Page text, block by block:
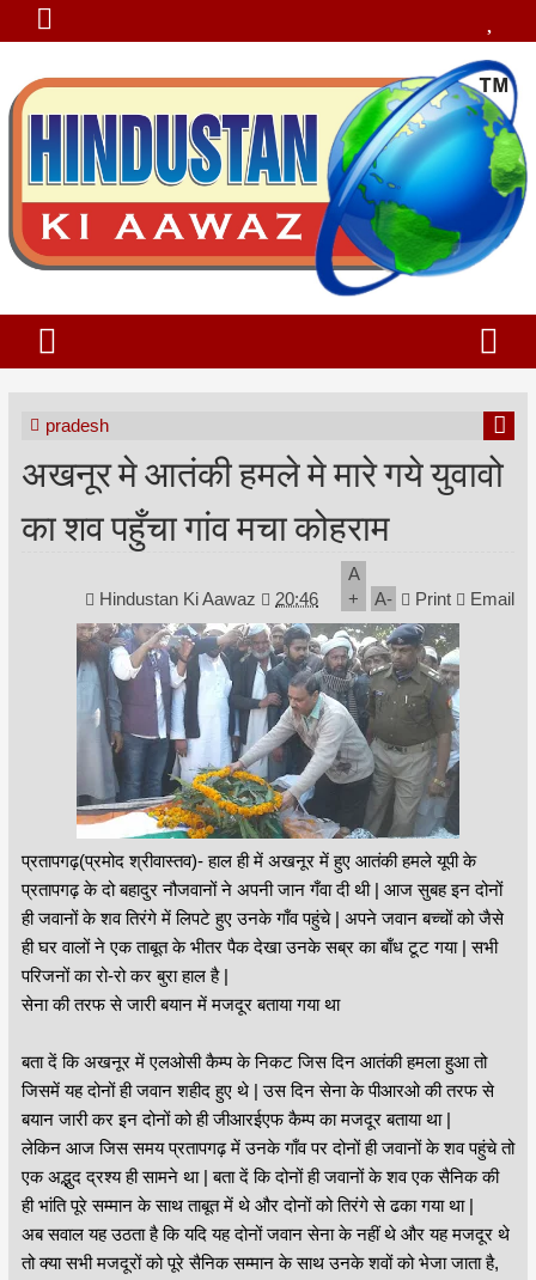
pradesh
अखनूर मे आतंकी हमले मे मारे गये युवावो
का शव पहुँचा गांव मचा कोहराम
Hindustan Ki Aawaz 20:46
A
+
A- Print Email
प्रतापगढ़(प्रमोद श्रीवास्तव)- हाल ही में अखनूर में हुए आतंकी हमले यूपी के
प्रतापगढ़ के दो बहादुर नौजवानों ने अपनी जान गँवा दी थी | आज सुबह इन दोनों
ही जवानों के शव तिरंगे में लिपटे हुए उनके गाँव पहुंचे | अपने जवान बच्चों को जैसे
ही घर वालों ने एक ताबूत के भीतर पैक देखा उनके सब्र का बाँध टूट गया | सभी
परिजनों का रो-रो कर बुरा हाल है |
सेना की तरफ से जारी बयान में मजदूर बताया गया था
बता दें कि अखनूर में एलओसी कैम्प के निकट जिस दिन आतंकी हमला हुआ तो
जिसमें यह दोनों ही जवान शहीद हुए थे | उस दिन सेना के पीआरओ की तरफ से
बयान जारी कर इन दोनों को ही जीआरईएफ कैम्प का मजदूर बताया था |
लेकिन आज जिस समय प्रतापगढ़ में उनके गाँव पर दोनों ही जवानों के शव पहुंचे तो
एक अद्भुद द्रश्य ही सामने था | बता दें कि दोनों ही जवानों के शव एक सैनिक की
ही भांति पूरे सम्मान के साथ ताबूत में थे और दोनों को तिरंगे से ढका गया था |
अब सवाल यह उठता है कि यदि यह दोनों जवान सेना के नहीं थे और यह मजदूर थे
तो क्या सभी मजदूरों को पूरे सैनिक सम्मान के साथ उनके शवों को भेजा जाता है,